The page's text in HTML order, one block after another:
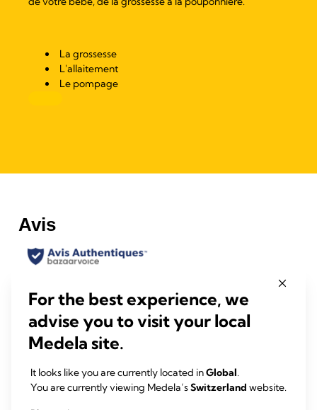
La grossesse
L'allaitement
Le pompage
For the best experience, we
advise you to visit your local
Medela site.
It looks like you are currently located inGlobal.
You are currently viewing Medela’sSwitzerland website.